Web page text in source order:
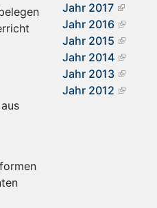
Jahr 2017
Jahr 2016
Jahr 2015
Jahr 2014
Jahr 2013
Jahr 2012